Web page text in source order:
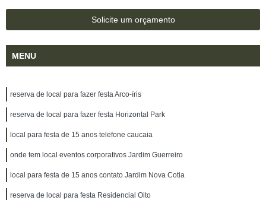
Solicite um orçamento
MENU
reserva de local para fazer festa Arco-íris
reserva de local para fazer festa Horizontal Park
local para festa de 15 anos telefone caucaia
onde tem local eventos corporativos Jardim Guerreiro
local para festa de 15 anos contato Jardim Nova Cotia
reserva de local para festa Residencial Oito